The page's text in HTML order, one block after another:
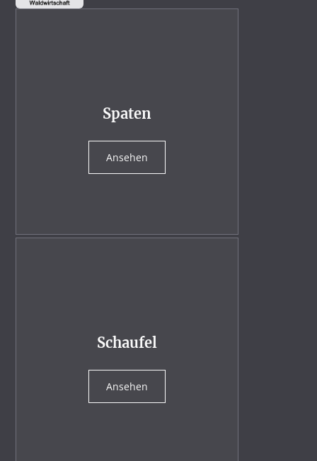
Spaten
Ansehen
Schaufel
Ansehen